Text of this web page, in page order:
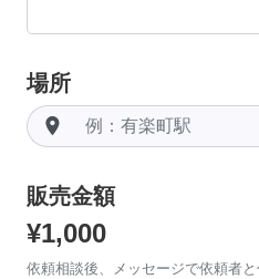
場所
room
販売金額
¥1,000
依頼相談後、メッセージで依頼者